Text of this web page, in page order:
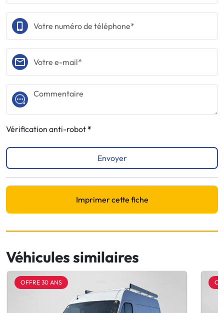
Vérification anti-robot
Envoyer
Imprimer cette fiche
Véhicules similaires
OFFRE 30 ANS